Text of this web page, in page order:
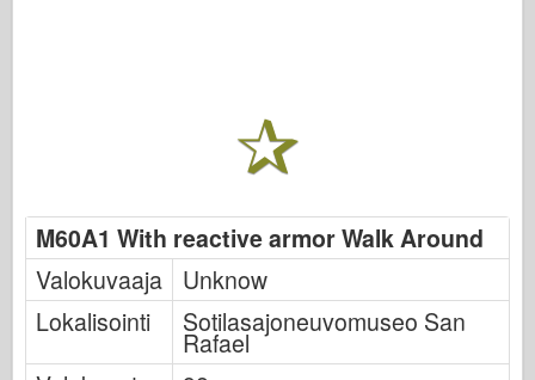
M60A1 With reactive armor Walk Around
Valokuvaaja
Unknow
Lokalisointi
Sotilasajoneuvomuseo San
Rafael